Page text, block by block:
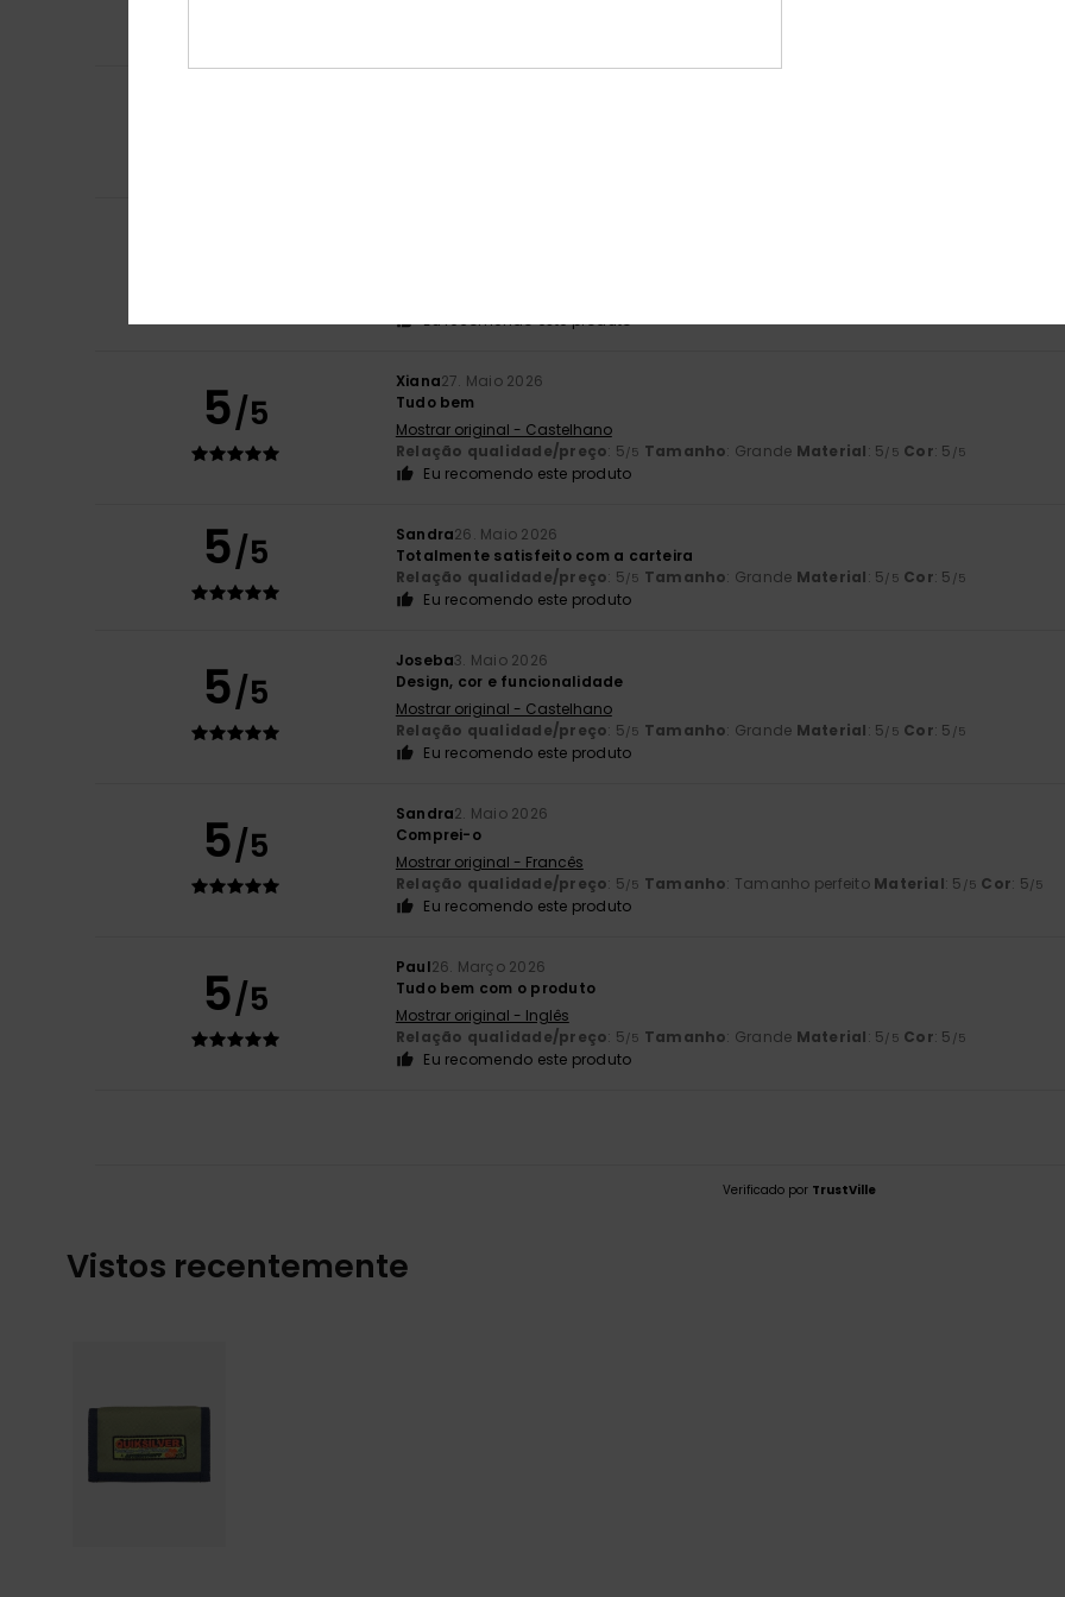
Eu recomendo este produto
5/5
Xiana27. Maio 2026
Tudo bem
Mostrar original - Castelhano
Relação qualidade/preço: 5/5 Tamanho: Grande Material: 5/5 Cor: 5 /5
Eu recomendo este produto
5/5 Sandra26. Maio 2026
Totalmente satisfeito com a carteira
Relação qualidade/preço: 5/5 Tamanho: Grande Material: 5/5 Cor: 5 /5
Eu recomendo este produto
5/5
Joseba3. Maio 2026
Design, cor e funcionalidade
Mostrar original - Castelhano
Relação qualidade/preço: 5/5 Tamanho: Grande Material: 5/5 Cor: 5 /5
Eu recomendo este produto
5/5
Sandra2. Maio 2026
Comprei-o
Mostrar original - Francês
Relação qualidade/preço: 5/5 Tamanho: Tamanho perfeito Material: 5 /5 Cor: 5/5
Eu recomendo este produto
5/5
Paul26. Março 2026
Tudo bem com o produto
Mostrar original - Inglês
Relação qualidade/preço: 5/5 Tamanho: Grande Material: 5/5 Cor: 5 /5
Eu recomendo este produto
Verificado por TrustVille
Vistos recentemente